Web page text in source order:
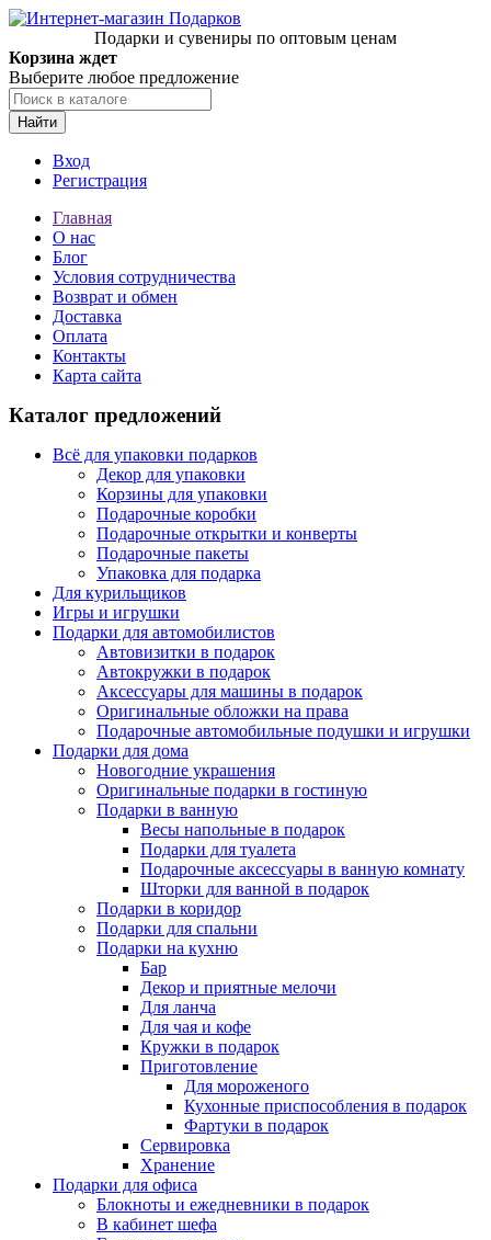
Подарки и сувениры по оптовым ценам
Корзина ждет
Выберите любое предложение
Найти
Вход
Регистрация
Главная
О нас
Блог
Условия сотрудничества
Возврат и обмен
Доставка
Оплата
Контакты
Карта сайта
Каталог предложений
Всё для упаковки подарков
Декор для упаковки
Корзины для упаковки
Подарочные коробки
Подарочные открытки и конверты
Подарочные пакеты
Упаковка для подарка
Для курильщиков
Игры и игрушки
Подарки для автомобилистов
Автовизитки в подарок
Автокружки в подарок
Аксессуары для машины в подарок
Оригинальные обложки на права
Подарочные автомобильные подушки и игрушки
Подарки для дома
Новогодние украшения
Оригинальные подарки в гостиную
Подарки в ванную
Весы напольные в подарок
Подарки для туалета
Подарочные аксессуары в ванную комнату
Шторки для ванной в подарок
Подарки в коридор
Подарки для спальни
Подарки на кухню
Бар
Декор и приятные мелочи
Для ланча
Для чая и кофе
Кружки в подарок
Приготовление
Для мороженого
Кухонные приспособления в подарок
Фартуки в подарок
Сервировка
Хранение
Подарки для офиса
Блокноты и ежедневники в подарок
В кабинет шефа